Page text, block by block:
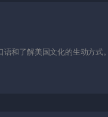
和了解美国文化的生动方式。